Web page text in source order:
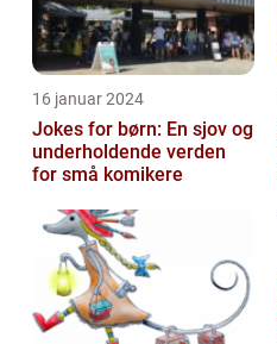
16 januar 2024
Jokes for børn: En sjov og
underholdende verden
for små komikere